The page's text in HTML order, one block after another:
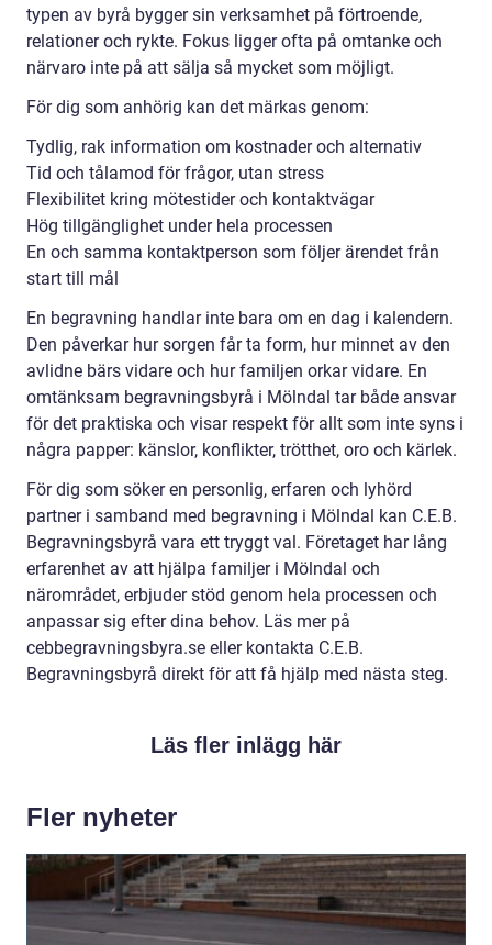
typen av byrå bygger sin verksamhet på förtroende,
relationer och rykte. Fokus ligger ofta på omtanke och
närvaro inte på att sälja så mycket som möjligt.
För dig som anhörig kan det märkas genom:
Tydlig, rak information om kostnader och alternativ
Tid och tålamod för frågor, utan stress
Flexibilitet kring mötestider och kontaktvägar
Hög tillgänglighet under hela processen
En och samma kontaktperson som följer ärendet från
start till mål
En begravning handlar inte bara om en dag i kalendern.
Den påverkar hur sorgen får ta form, hur minnet av den
avlidne bärs vidare och hur familjen orkar vidare. En
omtänksam begravningsbyrå i Mölndal tar både ansvar
för det praktiska och visar respekt för allt som inte syns i
några papper: känslor, konflikter, trötthet, oro och kärlek.
För dig som söker en personlig, erfaren och lyhörd
partner i samband med begravning i Mölndal kan C.E.B.
Begravningsbyrå vara ett tryggt val. Företaget har lång
erfarenhet av att hjälpa familjer i Mölndal och
närområdet, erbjuder stöd genom hela processen och
anpassar sig efter dina behov. Läs mer på
cebbegravningsbyra.se eller kontakta C.E.B.
Begravningsbyrå direkt för att få hjälp med nästa steg.
Läs fler inlägg här
Fler nyheter